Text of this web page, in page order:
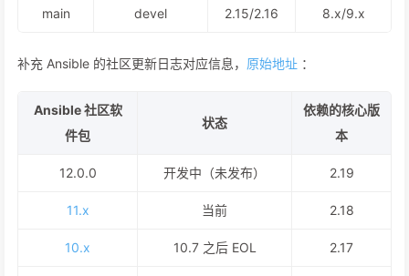
main devel 2.15/2.16 8.x/9.x
补充 Ansible 的社区更新日志对应信息， 原始地址 ：
Ansible 社区软
件包
状态
依赖的核心版
本
12.0.0 开发中（未发布） 2.19
11.x 当前 2.18
10.x 10.7 之后 EOL 2.17